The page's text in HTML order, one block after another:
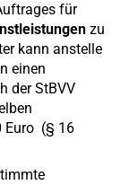
für
zu
kann anstelle
einen
der StBVV
Euro (§ 16